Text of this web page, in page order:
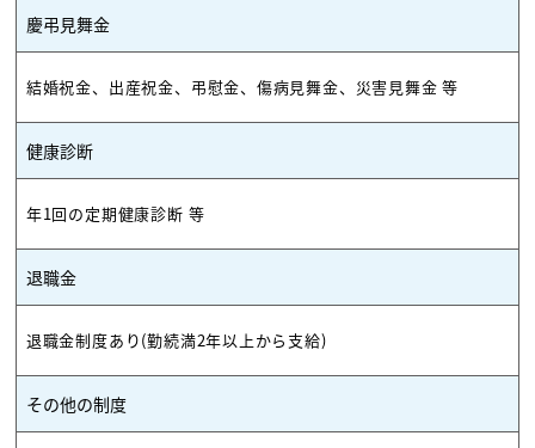
慶弔見舞金
結婚祝金、出産祝金、弔慰金、傷病見舞金、災害見舞金 等
健康診断
年1回の定期健康診断 等
退職金
退職金制度あり(勤続満2年以上から支給)
その他の制度